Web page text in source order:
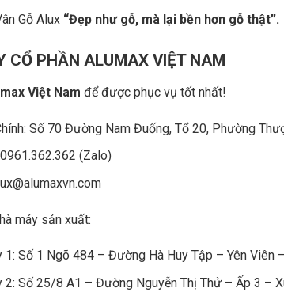
Gỗ Alux “Đẹp như gỗ, mà lại bền hơn gỗ thật”.
CỔ PHẦN ALUMAX VIỆT NAM
Việt Nam để được phục vụ tốt nhất!
Số 70 Đường Nam Đuống, Tổ 20, Phường
(Zalo)
máy sản xuất:
1: Số 1 Ngõ 484 – Đường Hà Huy Tập – Yên Viên
2: Số 25/8 A1 – Đường Nguyễn Thị Thử – Ấp 3 –